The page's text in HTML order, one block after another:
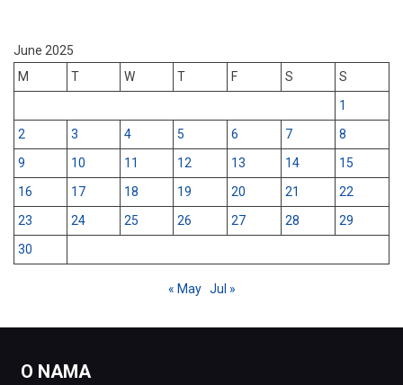
June 2025
M
T W T F S
S
1
2
3 4 5 6 7
8
9
10 11 12 13 14
15
16
17 18 19 20 21
22
23
24 25 26 27 28
29
30
« May Jul »
O NAMA